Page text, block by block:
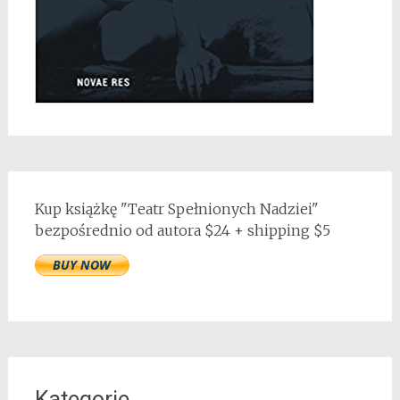
Kup książkę "Teatr Spełnionych Nadziei"
bezpośrednio od autora $24 + shipping $5